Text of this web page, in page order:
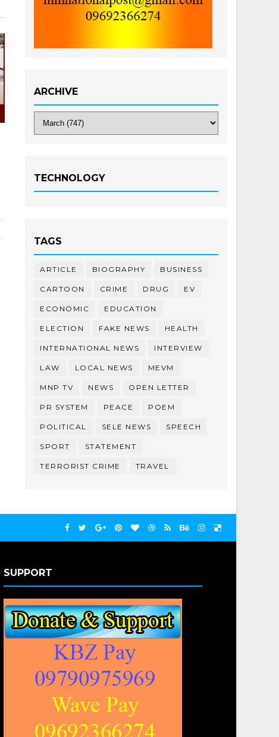
ARCHIVE
TECHNOLOGY
TAGS
ARTICLE BIOGRAPHY BUSINESS
CARTOON CRIME DRUG EV
ECONOMIC EDUCATION
ELECTION FAKE NEWS HEALTH
INTERNATIONAL NEWS INTERVIEW
LAW LOCAL NEWS MEVM
MNP TV NEWS OPEN LETTER
PR SYSTEM PEACE POEM
POLITICAL SELE NEWS SPEECH
SPORT STATEMENT
TERRORIST CRIME TRAVEL
SUPPORT